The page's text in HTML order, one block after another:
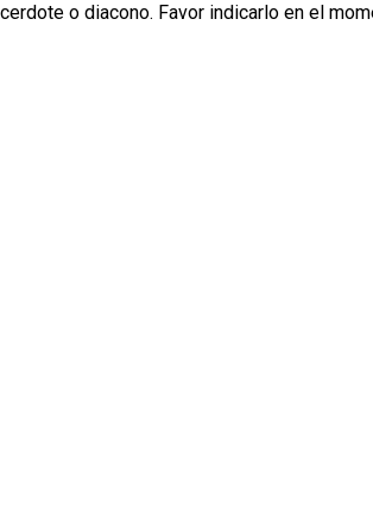
o diacono. Favor indicarlo en el